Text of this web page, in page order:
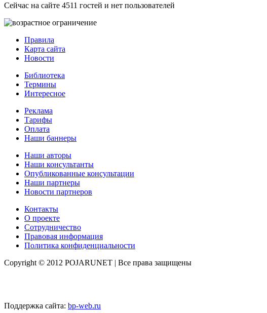
Сейчас на сайте 4511 гостей и нет пользователей
Правила
Карта сайта
Новости
Библиотека
Термины
Интересное
Реклама
Тарифы
Оплата
Наши баннеры
Наши авторы
Наши консультанты
Опубликованные консультации
Наши партнеры
Новости партнеров
Контакты
О проекте
Сотрудничество
Правовая информация
Политика конфиденциальности
Copyright © 2012 POJARUNET | Все права защищены
Поддержка сайта: bp-web.ru